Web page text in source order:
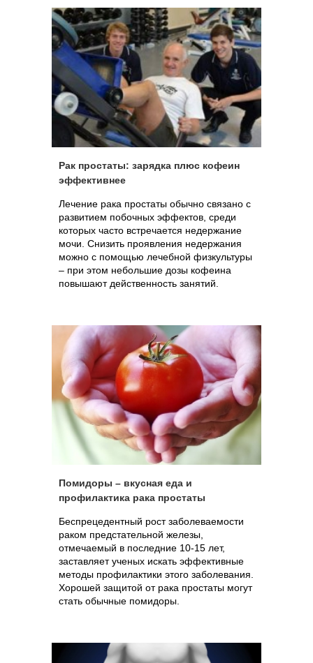
Рак простаты: зарядка плюс кофеин
эффективнее
Лечение рака простаты обычно связано с
развитием побочных эффектов, среди
которых часто встречается недержание
мочи. Снизить проявления недержания
можно с помощью лечебной физкультуры
– при этом небольшие дозы кофеина
повышают действенность занятий.
Помидоры – вкусная еда и
профилактика рака простаты
Беспрецедентный рост заболеваемости
раком предстательной железы,
отмечаемый в последние 10-15 лет,
заставляет ученых искать эффективные
методы профилактики этого заболевания.
Хорошей защитой от рака простаты могут
стать обычные помидоры.